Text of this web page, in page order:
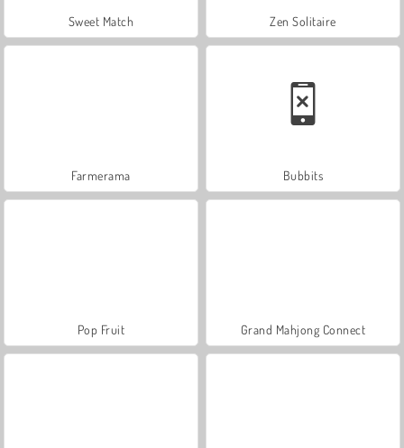
Sweet Match Zen Solitaire
Farmerama Bubbits
Pop Fruit Grand Mahjong Connect